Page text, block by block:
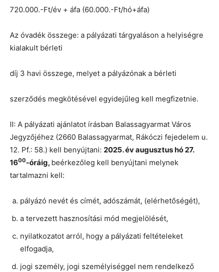
720.000.-Ft/év + áfa (60.000.-Ft/hó+áfa)
Az óvadék összege: a pályázati tárgyaláson a helyiségre
kialakult bérleti
díj 3 havi összege, melyet a pályázónak a bérleti
szerződés megkötésével egyidejűleg kell megfizetnie.
II: A pályázati ajánlatot írásban Balassagyarmat Város
Jegyzőjéhez (2660 Balassagyarmat, Rákóczi fejedelem u.
12. Pf.: 58.) kell benyújtani: 2025. év augusztus hó 27.
1600-óráig, beérkezőleg kell benyújtani melynek
tartalmazni kell:
pályázó nevét és címét, adószámát, (elérhetőségét),
a tervezett hasznosítási mód megjelölését,
nyilatkozatot arról, hogy a pályázati feltételeket
elfogadja,
jogi személy, jogi személyiséggel nem rendelkező